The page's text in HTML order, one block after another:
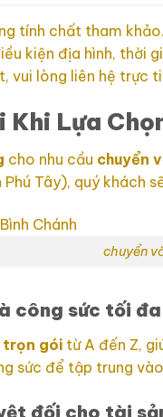
tính chất tham
kiện địa hình, thời
vui lòng liên hệ trực
Lựa
cho nhu cầu chuyển
Tây), quý khách
chuyển
công sức tối đa
trọn gói từ A đến Z,
sức để tập trung
đối cho tài